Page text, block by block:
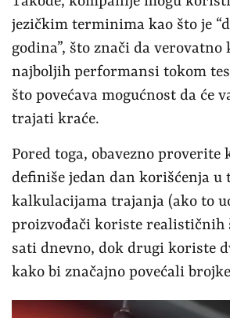
jezičkim terminima kao što je
godina”, što znači da
najboljih performansi tokom
što povećava mogućnost da će
trajati kraće.
Pored toga, obavezno proverite
definiše jedan dan korišćenja u
kalkulacijama trajanja (ako to
proizvođači koriste realističnih
sati dnevno, dok drugi koriste
kako bi značajno povećali